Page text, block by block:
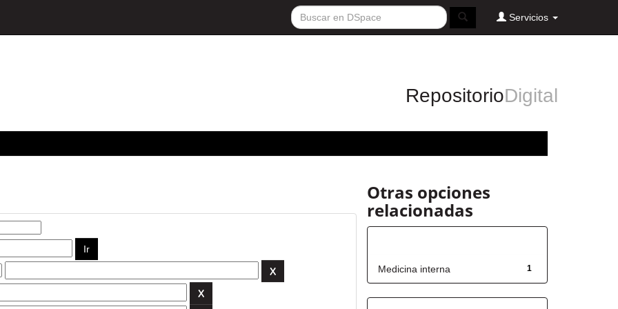
Servicios
RepositorioDigital
Otras opciones
relacionadas
1
Medicina interna